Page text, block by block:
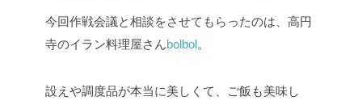
今回作戦会議と相談をさせてもらったのは、高円
寺のイラン料理屋さんbolbol。
設えや調度品が本当に美しくて、ご飯も美味し